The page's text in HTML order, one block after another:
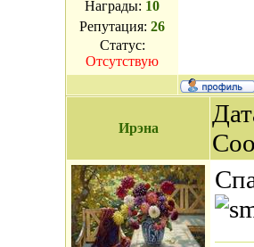
Награды: 10
Репутация: 26
Статус:
Отсутствую
Ирэна